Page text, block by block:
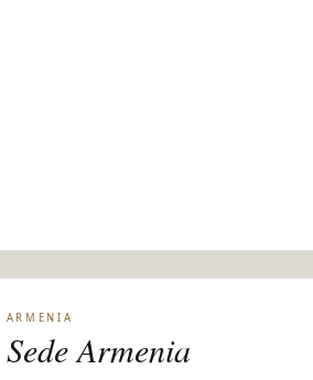
ARMENIA
Sede Armenia